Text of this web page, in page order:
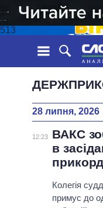
513
СТРІЧКА
ДУМКИ
ДАЙДЖЕСТИ
УСІ
ВЕРХОВНА
28 липня, 2026
12:23
ВАКС
в
Колегія
примус до